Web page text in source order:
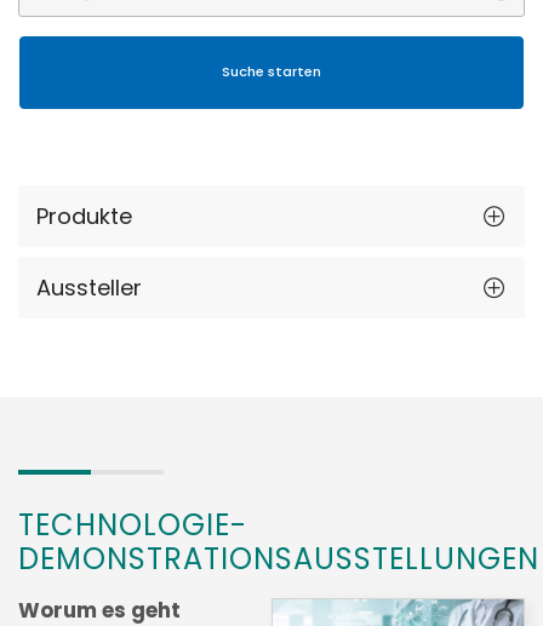
Produkte
Aussteller
TECHNOLOGIE-
DEMONSTRATIONSAUSSTELLUNGEN
Worum es geht